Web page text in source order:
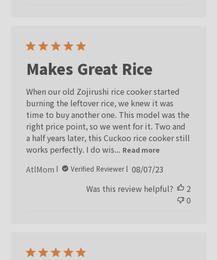
Makes Great Rice
When our old Zojirushi rice cooker started
burning the leftover rice, we knew it was
time to buy another one. This model was the
right price point, so we went for it. Two and
a half years later, this Cuckoo rice cooker still
works perfectly. I do wis... Read more
AtlMom Verified Reviewer
Published
08/07/23
Was this review helpful?
2
0